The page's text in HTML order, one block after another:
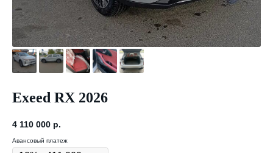
Exeed RX 2026
4 110 000 р.
Авансовый платеж